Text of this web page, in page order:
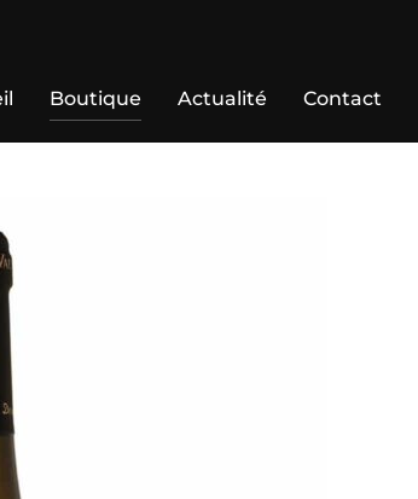
Boutique Actualité Contact